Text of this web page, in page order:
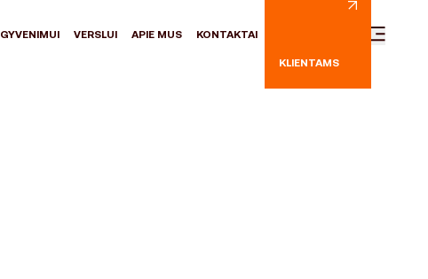
GYVENIMUI VERSLUI APIE MUS KONTAKTAI
KLIENTAMS